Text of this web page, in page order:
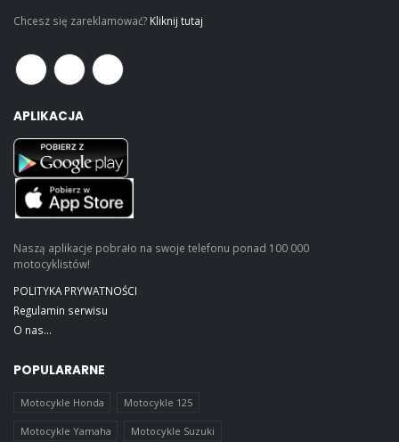
Chcesz się zareklamować? Kliknij tutaj
APLIKACJA
Naszą aplikacje pobrało na swoje telefonu ponad 100 000
motocyklistów!
POLITYKA PRYWATNOŚCI
Regulamin serwisu
O nas...
POPULARARNE
Motocykle Honda Motocykle 125
Motocykle Yamaha Motocykle Suzuki